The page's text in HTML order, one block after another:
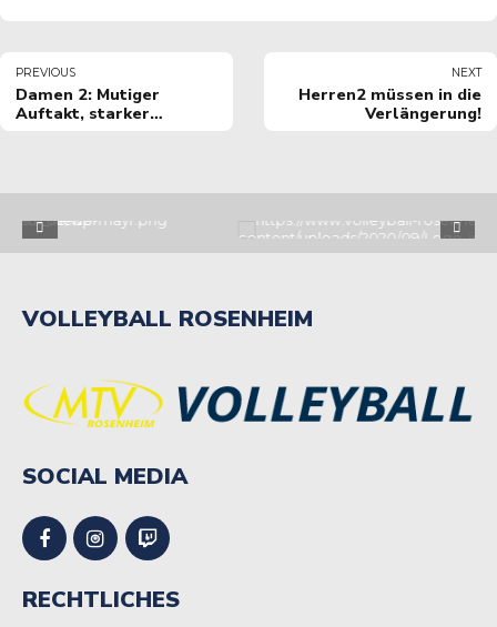
PREVIOUS
Damen 2: Mutiger
Auftakt, starker
NEXT
Herren2 müssen in die
Verlängerung!
VOLLEYBALL ROSENHEIM
SOCIAL MEDIA
RECHTLICHES